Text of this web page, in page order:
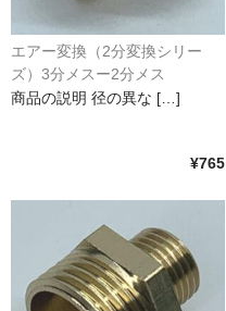
エアー変換（2分変換シリー
ズ）3分メスー2分メス
商品の説明 径の異な […]
¥765